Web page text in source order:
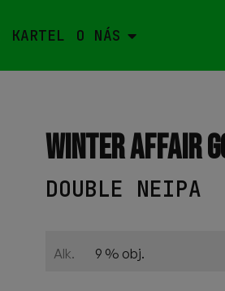
KARTEL O NÁS
WINTER AFFAIR
DOUBLE NEIPA
Alk. 9 % obj.